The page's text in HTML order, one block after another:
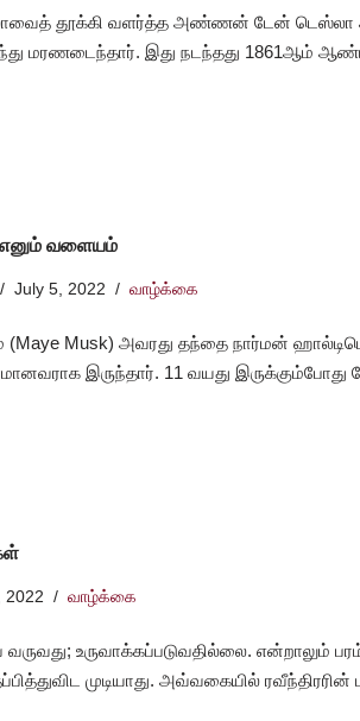
தூக்கி வளர்த்த அண்ணன் டேன் டெஸ்லா
மரணடைந்தார். இது நடந்தது 1861ஆம்
வளையம்
July 5, 2022 வாழ்க்கை
Musk) அவரது தந்தை நார்மன்
இருந்தார். 11 வயது இருக்கும்போது
2022 வாழ்க்கை
உருவாக்கப்படுவதில்லை. என்றாலும்
முடியாது. அவ்வகையில்